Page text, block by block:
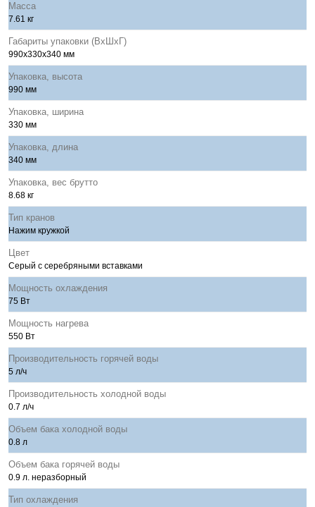
Масса
7.61 кг
Габариты упаковки (ВхШхГ)
990x330х340 мм
Упаковка, высота
990 мм
Упаковка, ширина
330 мм
Упаковка, длина
340 мм
Упаковка, вес брутто
8.68 кг
Тип кранов
Нажим кружкой
Цвет
Серый с серебряными вставками
Мощность охлаждения
75 Вт
Мощность нагрева
550 Вт
Производительность горячей воды
5 л/ч
Производительность холодной воды
0.7 л/ч
Объем бака холодной воды
0.8 л
Объем бака горячей воды
0.9 л. неразборный
Тип охлаждения